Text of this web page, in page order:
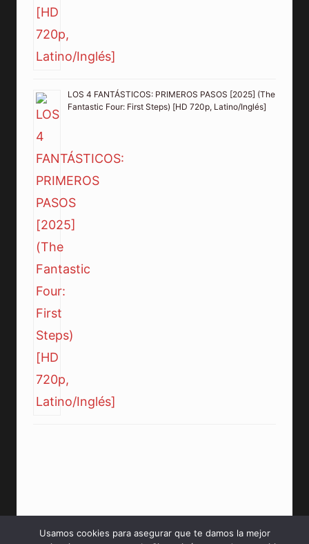
LOS 4 FANTÁSTICOS: PRIMEROS PASOS [2025] (The
Fantastic Four: First Steps) [HD 720p, Latino/Inglés]
Usamos cookies para asegurar que te damos la mejor